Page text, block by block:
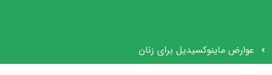
عوارض ماینوکسیدیل برای زنان